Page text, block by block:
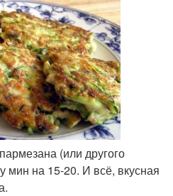
(или другого
мин на 15-20. И всё, вкусная